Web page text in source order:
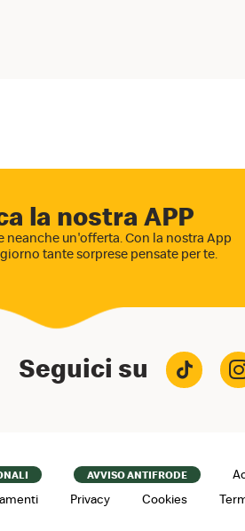
la nostra APP
neanche un'offerta. Con la nostra App
tante sorprese pensate per te.
Seguici su
AVVISO ANTIFRODE
Privacy Cookies